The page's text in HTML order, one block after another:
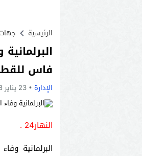
الرئيسية
فاس
الإدارة 23 يناير 2018
النهار24 .
البرلمانية